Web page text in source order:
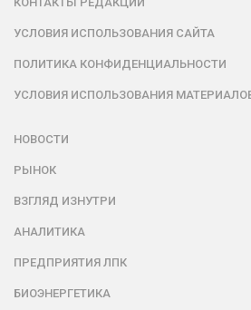
УСЛОВИЯ ИСПОЛЬЗОВАНИЯ САЙТА
ПОЛИТИКА КОНФИДЕНЦИАЛЬНОСТИ
УСЛОВИЯ ИСПОЛЬЗОВАНИЯ
НОВОСТИ
РЫНОК
ВЗГЛЯД ИЗНУТРИ
АНАЛИТИКА
ПРЕДПРИЯТИЯ ЛПК
БИОЭНЕРГЕТИКА